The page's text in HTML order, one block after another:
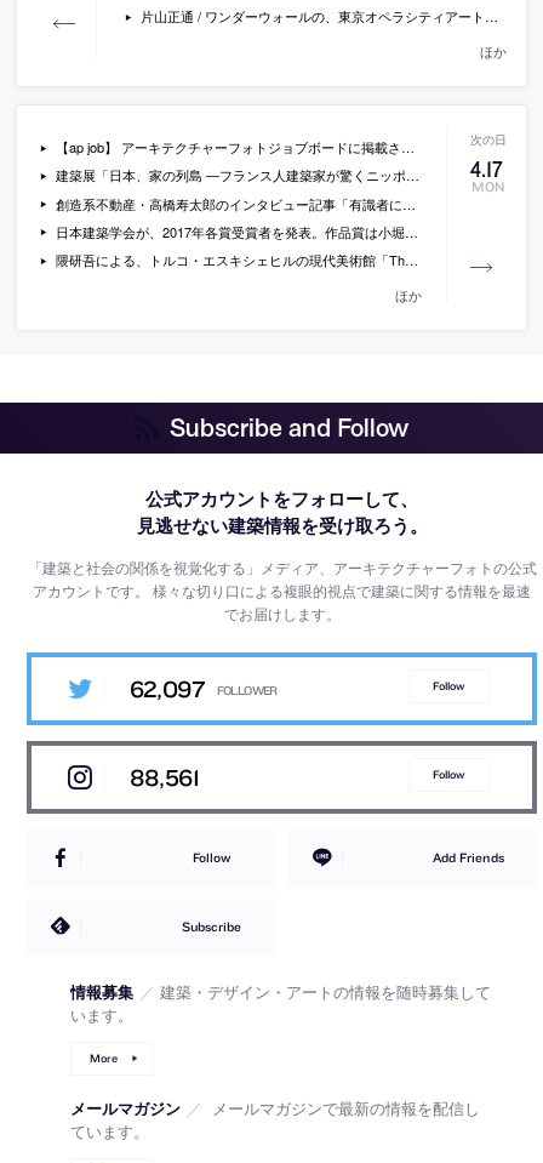
片山正通 / ワンダーウォールの、東京オペラシティアートギャラリーでのコレクション展「片山正通的百科全書」の会場写真
ほか
4.17
MON
【ap job】 アーキテクチャーフォトジョブボードに掲載されている求人情報一覧 (2017/4/14)
建築展「日本、家の列島 ―フランス人建築家が驚くニッポンの住宅デザイン―」の会場写真
創造系不動産・高橋寿太郎のインタビュー記事「有識者に聞く、建築と不動産業界 なぜ分断？」
日本建築学会が、2017年各賞受賞者を発表。作品賞は小堀哲夫の「ROKI Global Innovation Center – ROGIC -」と三分一博志の「直島ホール」。
隈研吾による、トルコ・エスキシェヒルの現代美術館「The Odunpazari Modern Art Museum」の画像
ほか
Subscribe and Follow
公式アカウントをフォローして、
見逃せない建築情報を受け取ろう。
「建築と社会の関係を視覚化する」メディア、アーキテクチャーフォトの公式
アカウントです。様々な切り口による複眼的視点で建築に関する情報を最速
でお届けします。
62,097 Follow
88,561 Follow
Follow Add Friends
Subscribe
情報募集 ／ 建築・デザイン・アートの情報を随時募集して
います。
More
メールマガジン ／
メールマガジンで最新の情報を配信し
ています。